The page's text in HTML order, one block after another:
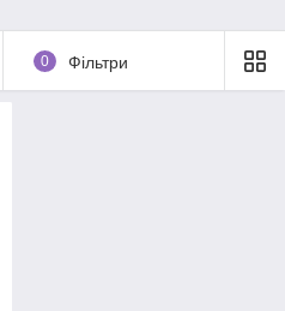
0 Фільтри